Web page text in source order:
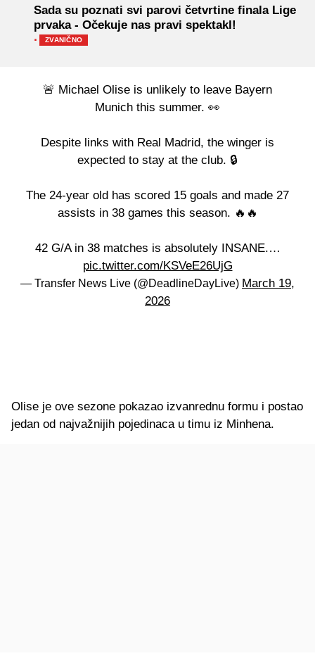
Sada su poznati svi parovi četvrtine finala Lige
prvaka - Očekuje nas pravi spektakl!
· ZVANIČNO
🚨 Michael Olise is unlikely to leave Bayern
Munich this summer. 👀
Despite links with Real Madrid, the winger is
expected to stay at the club. 🔒
The 24-year old has scored 15 goals and made 27
assists in 38 games this season. 🔥🔥
42 G/A in 38 matches is absolutely INSANE.…
pic.twitter.com/KSVeE26UjG
— Transfer News Live (@DeadlineDayLive) March 19,
2026
Olise je ove sezone pokazao izvanrednu formu i postao
jedan od najvažnijih pojedinaca u timu iz Minhena.